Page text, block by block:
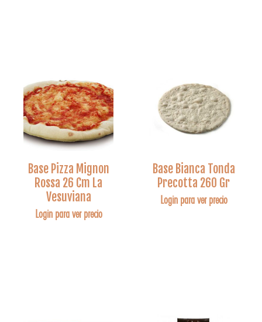
Base Pizza Mignon
Rossa 26 Cm La
Vesuviana
Login para ver precio
Base Bianca Tonda
Precotta 260 Gr
Login para ver precio